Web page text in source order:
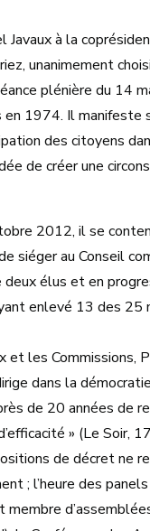
à la
unanimement
plénière du 14
1974. Il manifeste
des citoyens
de créer une
2012, il se
siéger au Conseil
élus et en
enlevé 13 des 25
les Commissions,
dans la
de 20 années de
» (Le Soir,
de décret ne
; l’heure des